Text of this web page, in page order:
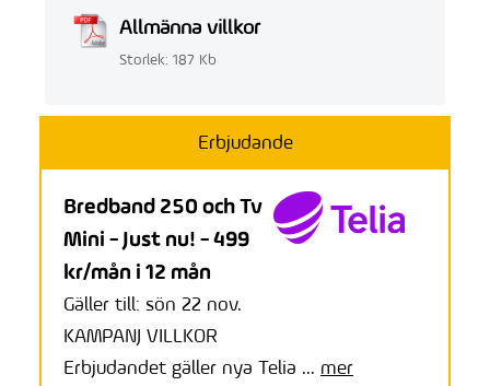
Allmänna villkor
Storlek: 187 Kb
Erbjudande
Bredband 250 och Tv
Mini - Just nu! - 499
kr/mån i 12 mån
Gäller till: sön 22 nov.
KAMPANJ VILLKOR
Erbjudandet gäller nya Telia ... mer